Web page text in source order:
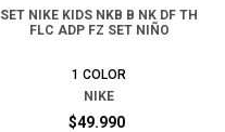
SET NIKE KIDS NKB B NK DF TH
FLC ADP FZ SET NIÑO
1 COLOR
NIKE
$49.990